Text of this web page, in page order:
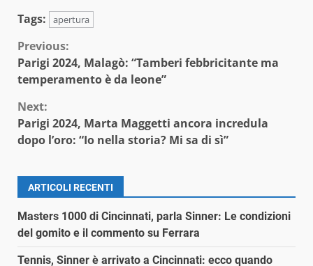
Tags:
apertura
Continue
Reading
Previous:
Parigi 2024, Malagò: “Tamberi febbricitante ma
temperamento è da leone”
Next:
Parigi 2024, Marta Maggetti ancora incredula
dopo l’oro: “Io nella storia? Mi sa di sì”
ARTICOLI RECENTI
Masters 1000 di Cincinnati, parla Sinner: Le condizioni
del gomito e il commento su Ferrara
Tennis, Sinner è arrivato a Cincinnati: ecco quando